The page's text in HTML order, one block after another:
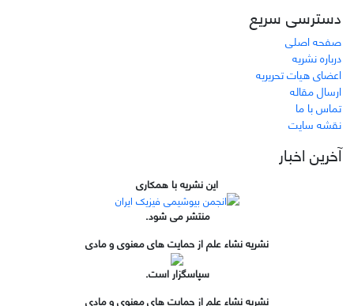
دسترسی سریع
صفحه اصلی
درباره نشریه
اعضای هیات تحریریه
ارسال مقاله
تماس با ما
نقشه سایت
آخرین اخبار
این نشریه با همکاری
منتشر می شود.
نشریه نشاء علم از حمایت های معنوی و مادی
سپاسگزار است.
نشریه نشاء علم از حمایت های معنوی و مادی